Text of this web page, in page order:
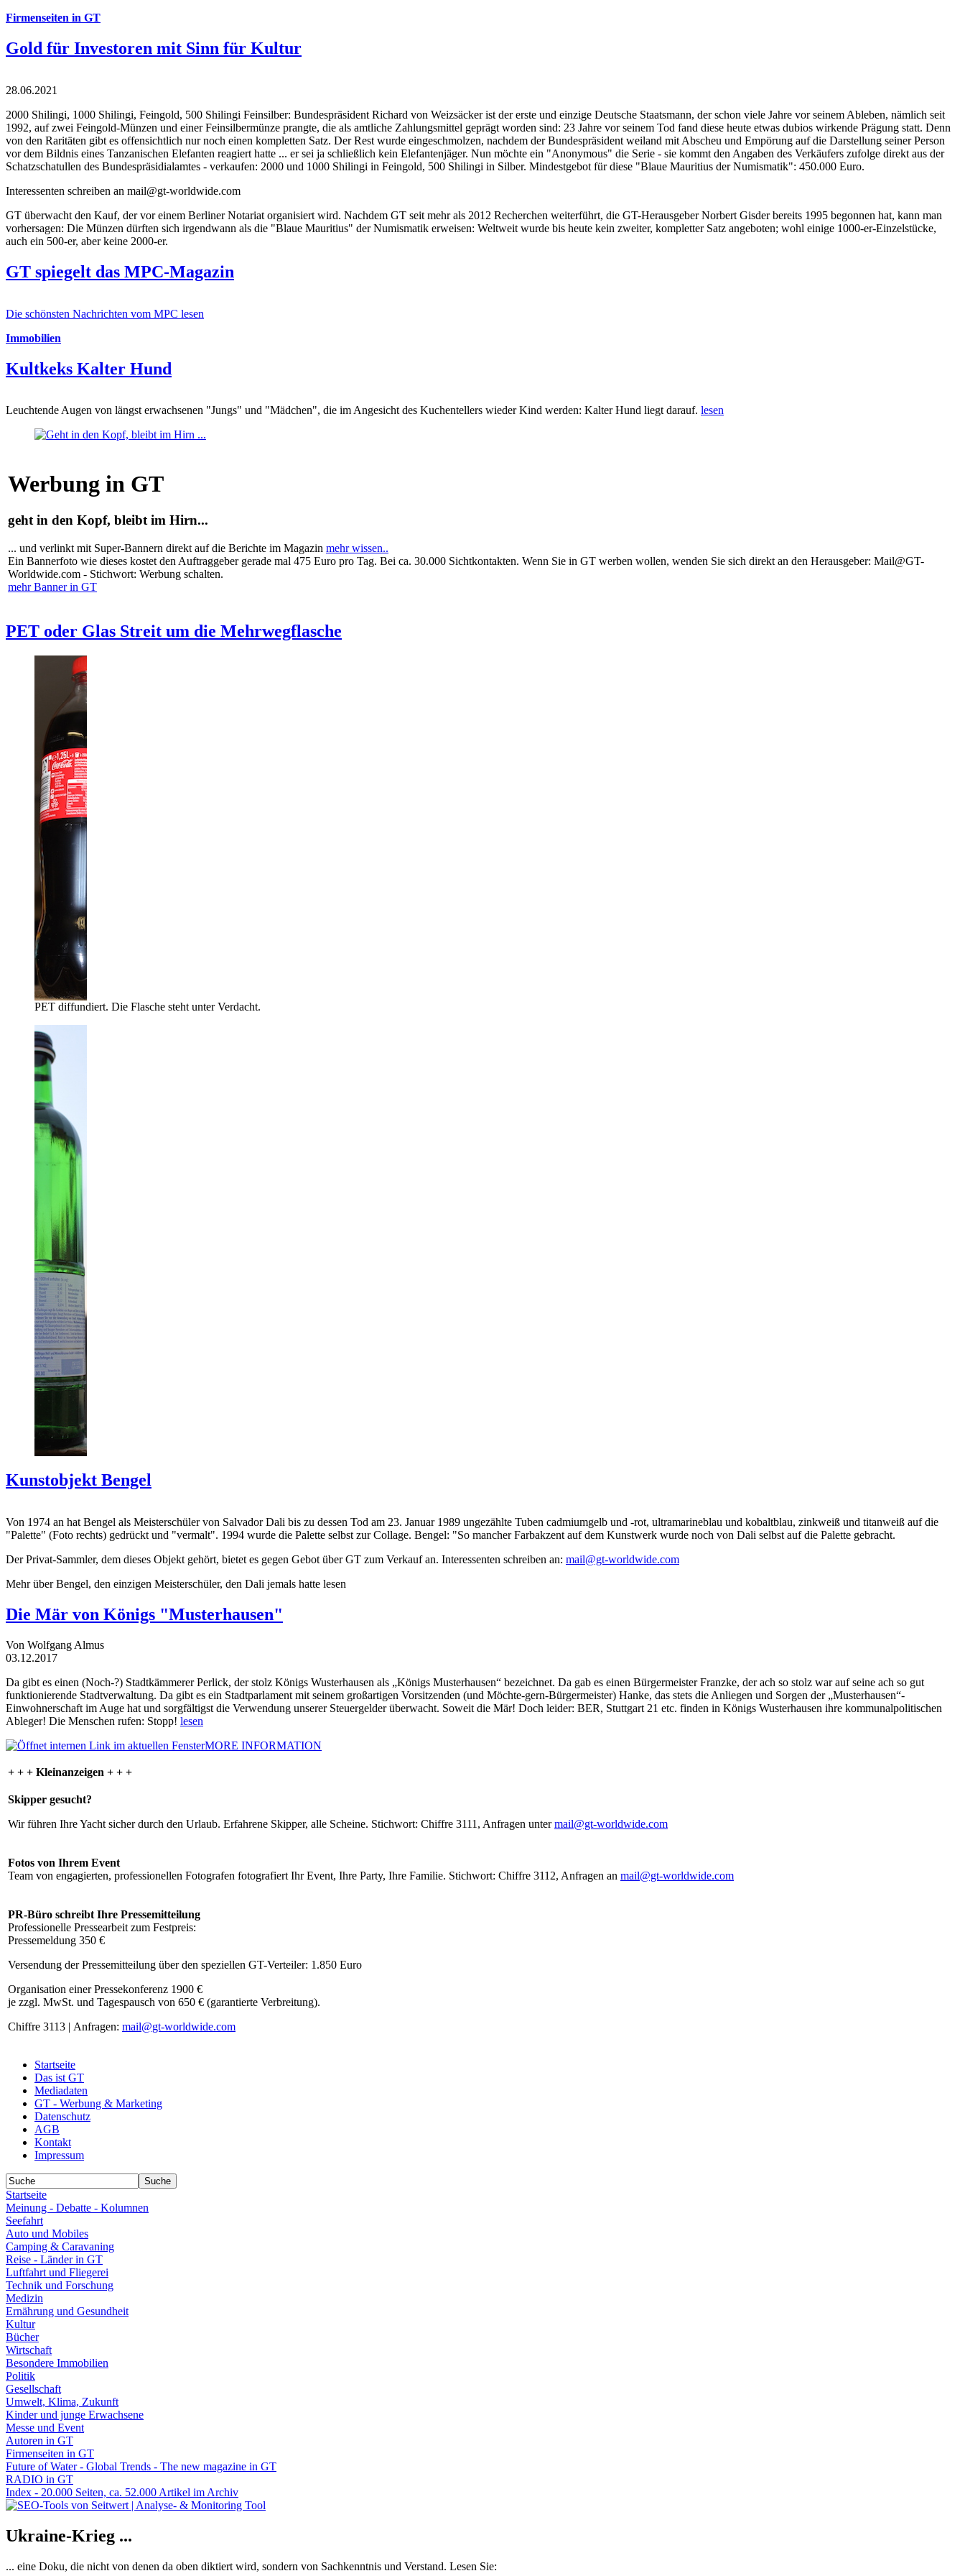
Firmenseiten in GT
Gold für Investoren mit Sinn für Kultur
28.06.2021
2000 Shilingi, 1000 Shilingi, Feingold, 500 Shilingi Feinsilber: Bundespräsident Richard von Weizsäcker ist der erste und einzige Deutsche Staatsmann, der schon viele Jahre vor seinem Ableben, nämlich seit
1992, auf zwei Feingold-Münzen und einer Feinsilbermünze prangte, die als amtliche Zahlungsmittel geprägt worden sind: 23 Jahre vor seinem Tod fand diese heute etwas dubios wirkende Prägung statt. Denn
von den Raritäten gibt es offensichtlich nur noch einen kompletten Satz. Der Rest wurde eingeschmolzen, nachdem der Bundespräsident weiland mit Abscheu und Empörung auf die Darstellung seiner Person
vor dem Bildnis eines Tanzanischen Elefanten reagiert hatte ... er sei ja schließlich kein Elefantenjäger. Nun möchte ein "Anonymous" die Serie - sie kommt den Angaben des Verkäufers zufolge direkt aus der
Schatzschatullen des Bundespräsidialamtes - verkaufen: 2000 und 1000 Shilingi in Feingold, 500 Shilingi in Silber. Mindestgebot für diese "Blaue Mauritius der Numismatik": 450.000 Euro.
Interessenten schreiben an mail@gt-worldwide.com
GT überwacht den Kauf, der vor einem Berliner Notariat organisiert wird. Nachdem GT seit mehr als 2012 Recherchen weiterführt, die GT-Herausgeber Norbert Gisder bereits 1995 begonnen hat, kann man
vorhersagen: Die Münzen dürften sich irgendwann als die "Blaue Mauritius" der Numismatik erweisen: Weltweit wurde bis heute kein zweiter, kompletter Satz angeboten; wohl einige 1000-er-Einzelstücke,
auch ein 500-er, aber keine 2000-er.
GT spiegelt das MPC-Magazin
Die schönsten Nachrichten vom MPC lesen
Immobilien
Kultkeks Kalter Hund
Leuchtende Augen von längst erwachsenen "Jungs" und "Mädchen", die im Angesicht des Kuchentellers wieder Kind werden: Kalter Hund liegt darauf. lesen
Werbung in GT
geht in den Kopf, bleibt im Hirn...
... und verlinkt mit Super-Bannern direkt auf die Berichte im Magazin mehr wissen..
Ein Bannerfoto wie dieses kostet den Auftraggeber gerade mal 475 Euro pro Tag. Bei ca. 30.000 Sichtkontakten. Wenn Sie in GT werben wollen, wenden Sie sich direkt an den Herausgeber: Mail@GT-
Worldwide.com - Stichwort: Werbung schalten.
mehr Banner in GT
PET oder Glas Streit um die Mehrwegflasche
PET diffundiert. Die Flasche steht unter Verdacht.
Kunstobjekt Bengel
Von 1974 an hat Bengel als Meisterschüler von Salvador Dali bis zu dessen Tod am 23. Januar 1989 ungezählte Tuben cadmiumgelb und -rot, ultramarineblau und kobaltblau, zinkweiß und titanweiß auf die
"Palette" (Foto rechts) gedrückt und "vermalt". 1994 wurde die Palette selbst zur Collage. Bengel: "So mancher Farbakzent auf dem Kunstwerk wurde noch von Dali selbst auf die Palette gebracht.
Der Privat-Sammler, dem dieses Objekt gehört, bietet es gegen Gebot über GT zum Verkauf an. Interessenten schreiben an: mail@gt-worldwide.com
Mehr über Bengel, den einzigen Meisterschüler, den Dali jemals hatte lesen
Die Mär von Königs "Musterhausen"
Von Wolfgang Almus
03.12.2017
Da gibt es einen (Noch-?) Stadtkämmerer Perlick, der stolz Königs Wusterhausen als „Königs Musterhausen“ bezeichnet. Da gab es einen Bürgermeister Franzke, der ach so stolz war auf seine ach so gut
funktionierende Stadtverwaltung. Da gibt es ein Stadtparlament mit seinem großartigen Vorsitzenden (und Möchte-gern-Bürgermeister) Hanke, das stets die Anliegen und Sorgen der „Musterhausen“-
Einwohnerschaft im Auge hat und sorgfältigst die Verwendung unserer Steuergelder überwacht. Soweit die Mär! Doch leider: BER, Stuttgart 21 etc. finden in Königs Wusterhausen ihre kommunalpolitischen
Ableger! Die Menschen rufen: Stopp! lesen
MORE INFORMATION
+ + + Kleinanzeigen + + +
Skipper gesucht?
Wir führen Ihre Yacht sicher durch den Urlaub. Erfahrene Skipper, alle Scheine. Stichwort: Chiffre 3111, Anfragen untermail@gt-worldwide.com
Fotos von Ihrem Event
Team von engagierten, professionellen Fotografen fotografiert Ihr Event, Ihre Party, Ihre Familie. Stichwort: Chiffre 3112, Anfragen an mail@gt-worldwide.com
PR-Büro schreibt Ihre Pressemitteilung
Professionelle Pressearbeit zum Festpreis:
Pressemeldung 350 €
Versendung der Pressemitteilung über den speziellen GT-Verteiler: 1.850 Euro
Organisation einer Pressekonferenz 1900 €
je zzgl. MwSt. und Tagespausch von 650 € (garantierte Verbreitung).
Chiffre 3113 | Anfragen: mail@gt-worldwide.com
Startseite
Das ist GT
Mediadaten
GT - Werbung & Marketing
Datenschutz
AGB
Kontakt
Impressum
Startseite
Meinung - Debatte - Kolumnen
Seefahrt
Auto und Mobiles
Camping & Caravaning
Reise - Länder in GT
Luftfahrt und Fliegerei
Technik und Forschung
Medizin
Ernährung und Gesundheit
Kultur
Bücher
Wirtschaft
Besondere Immobilien
Politik
Gesellschaft
Umwelt, Klima, Zukunft
Kinder und junge Erwachsene
Messe und Event
Autoren in GT
Firmenseiten in GT
Future of Water - Global Trends - The new magazine in GT
RADIO in GT
Index - 20.000 Seiten, ca. 52.000 Artikel im Archiv
Ukraine-Krieg ...
... eine Doku, die nicht von denen da oben diktiert wird, sondern von Sachkenntnis und Verstand. Lesen Sie: